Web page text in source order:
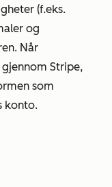
(f.eks.
og
Når
Stripe,
som
konto.